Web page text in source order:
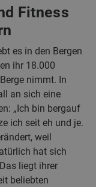
Fitness
es in den Bergen
ihr 18.000
nimmt. In
an sich eine
„Ich bin bergauf
ich seit eh und je.
weil
hat sich
liegt ihrer
beliebten